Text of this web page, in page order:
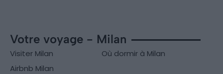
Votre voyage - Milan
Visiter Milan
Où dormir à Milan
Airbnb Milan